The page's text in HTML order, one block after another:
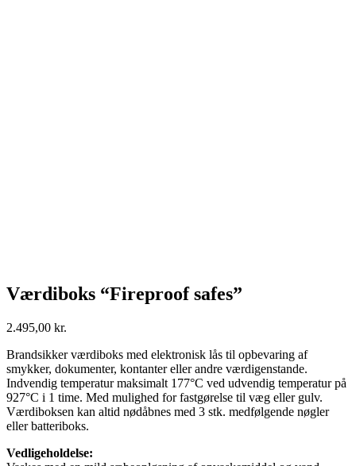
Værdiboks “Fireproof safes”
2.495,00 kr.
Brandsikker værdiboks med elektronisk lås til opbevaring af
smykker, dokumenter, kontanter eller andre værdigenstande.
Indvendig temperatur maksimalt 177°C ved udvendig temperatur på
927°C i 1 time. Med mulighed for fastgørelse til væg eller gulv.
Værdiboksen kan altid nødåbnes med 3 stk. medfølgende nøgler
eller batteriboks.
Vedligeholdelse: